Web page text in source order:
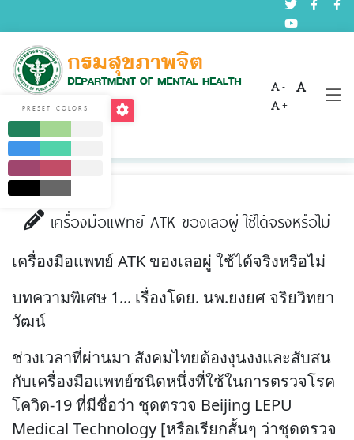
-
+
บทความด้านสุขภาพจิต
Home บริการ
เครื่องมือแพทย์ ATK ของเลอผู่ ใช้ได้จริงหรือไม่
เครื่องมือแพทย์ ATK ของเลอผู่ ใช้ได้จริงหรือไม่
บทความพิเศษ 1... เรื่องโดย. นพ.ยงยศ จริยวิทยา
วัฒน์
ช่วงเวลาที่ผ่านมา สังคมไทยต้องงุนงงและสับสน
กับเครื่องมือแพทย์ชนิดหนึ่งที่ใช้ในการตรวจโรค
โควิด-19 ที่มีชื่อว่า ชุดตรวจ Beijing LEPU
Medical Technology [หรือเรียกสั้นๆ ว่าชุดตรวจ
PRESET COLORS